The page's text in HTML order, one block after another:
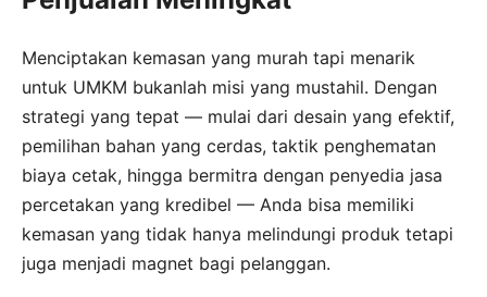
Menciptakan kemasan yang murah tapi menarik
untuk UMKM bukanlah misi yang mustahil. Dengan
strategi yang tepat — mulai dari desain yang efektif,
pemilihan bahan yang cerdas, taktik penghematan
biaya cetak, hingga bermitra dengan penyedia jasa
percetakan yang kredibel — Anda bisa memiliki
kemasan yang tidak hanya melindungi produk tetapi
juga menjadi magnet bagi pelanggan.